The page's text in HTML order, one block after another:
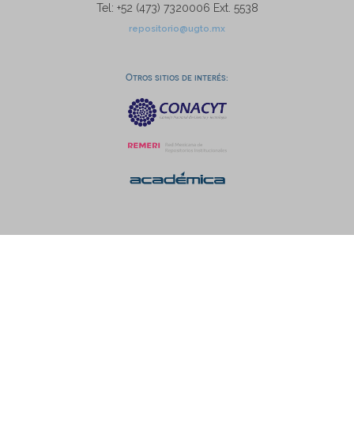
Tel: +52 (473) 7320006 Ext. 5538
repositorio@ugto.mx
Otros sitios de interés: